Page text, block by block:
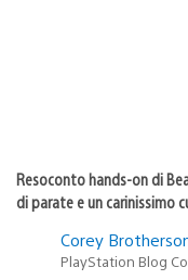
Resoconto hands-on di
di parate e un carinissimo
Corey
PlayStation Blog